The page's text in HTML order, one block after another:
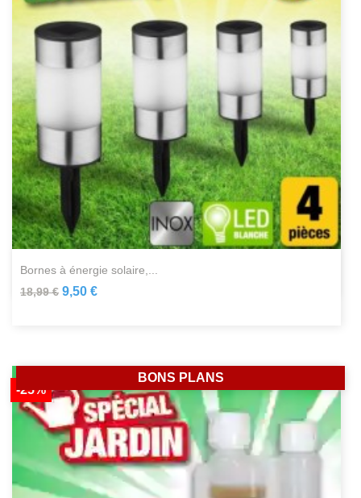
bornes à énergie solaire,...
18,99 € 9,50 €
-25%
BONS PLANS